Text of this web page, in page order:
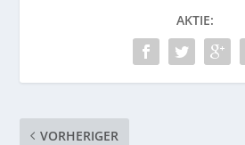
AKTIE:
VORHERIGER